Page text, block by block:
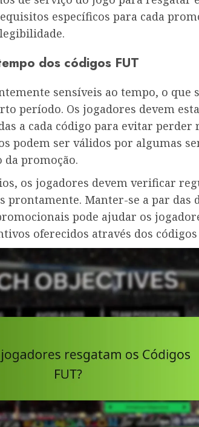
específicos para cada
dos códigos FUT
sensíveis ao tempo, o que
período. Os jogadores devem
a cada código para evitar perder
podem ser válidos por algumas
da promoção.
os jogadores devem verificar
prontamente. Manter-se a par das
pode ajudar os
oferecidos através dos códigos